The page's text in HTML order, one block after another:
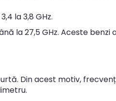
la 3,8 GHz.
la 27,5 GHz. Aceste
Din acest motiv,